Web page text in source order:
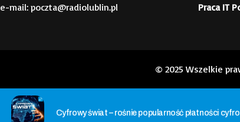
e-mail: poczta@radiolublin.pl
Praca IT
© 2025 Wszelkie
Cyfrowy świat – rośnie popularność płatności